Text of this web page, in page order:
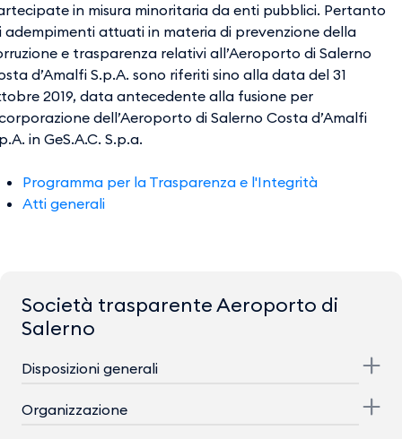
in misura minoritaria da enti pubblici. Pertanto
adempimenti attuati in materia di prevenzione della
e trasparenza relativi all’Aeroporto di Salerno
d’Amalfi S.p.A. sono riferiti sino alla data del 31
2019, data antecedente alla fusione per
dell’Aeroporto di Salerno Costa d’Amalfi
in GeS.A.C. S.p.a.
Programma per la Trasparenza e l'Integrità
Atti generali
Società trasparente Aeroporto di
Salerno
Disposizioni generali
Organizzazione